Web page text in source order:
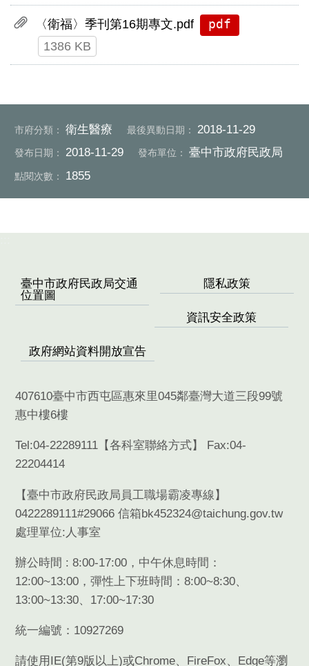
〈衛福〉季刊第16期專文.pdf pdf
1386 KB
市府分類： 衛生醫療 最後異動日期： 2018-11-29
發布日期： 2018-11-29 發布單位： 臺中市政府民政局
點閱次數： 1855
臺中市政府民政局交通
位置圖
隱私政策
資訊安全政策
政府網站資料開放宣告
407610臺中市西屯區惠來里045鄰臺灣大道三段99號
惠中樓6樓
Tel:04-22289111【各科室聯絡方式】 Fax:04-
22204414
【臺中市政府民政局員工職場霸凌專線】
0422289111#29066 信箱bk452324@taichung.gov.tw
處理單位:人事室
辦公時間 : 8:00-17:00，中午休息時間：
12:00~13:00，彈性上下班時間：8:00~8:30、
13:00~13:30、17:00~17:30
統一編號：10927269
請使用 IE(第9版以上)或Chrome、 FireFox Edge等瀏